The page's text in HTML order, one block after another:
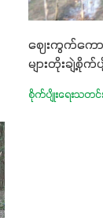
ဈေးကွက်ကော
များတိုးချဲ့စိုက်
စိုက်ပျိုးရေးသတင်